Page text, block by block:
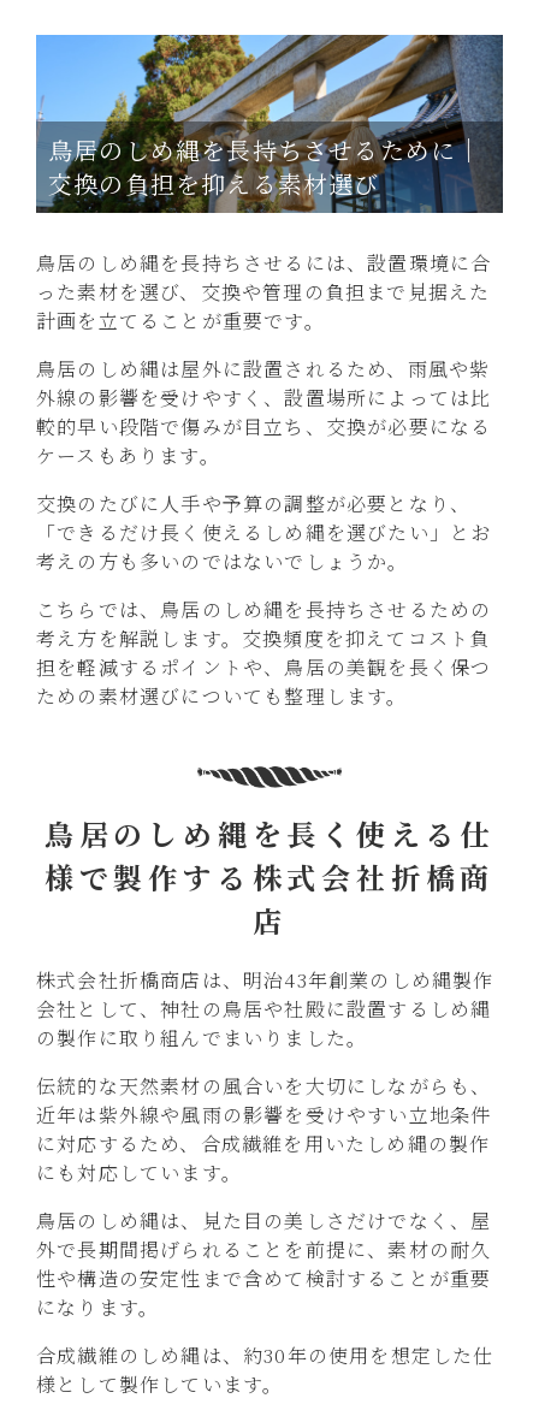
鳥居のしめ縄を長持ちさせるために｜
交換の負担を抑える素材選び
鳥居のしめ縄を長持ちさせるには、設置環境に合
った素材を選び、交換や管理の負担まで見据えた
計画を立てることが重要です。
鳥居のしめ縄は屋外に設置されるため、雨風や紫
外線の影響を受けやすく、設置場所によっては比
較的早い段階で傷みが目立ち、交換が必要になる
ケースもあります。
交換のたびに人手や予算の調整が必要となり、
「できるだけ長く使えるしめ縄を選びたい」とお
考えの方も多いのではないでしょうか。
こちらでは、鳥居のしめ縄を長持ちさせるための
考え方を解説します。交換頻度を抑えてコスト負
担を軽減するポイントや、鳥居の美観を長く保つ
ための素材選びについても整理します。
鳥居のしめ縄を長く使える仕
様で製作する株式会社折橋商
店
株式会社折橋商店は、明治43年創業のしめ縄製作
会社として、神社の鳥居や社殿に設置するしめ縄
の製作に取り組んでまいりました。
伝統的な天然素材の風合いを大切にしながらも、
近年は紫外線や風雨の影響を受けやすい立地条件
に対応するため、合成繊維を用いたしめ縄の製作
にも対応しています。
鳥居のしめ縄は、見た目の美しさだけでなく、屋
外で長期間掲げられることを前提に、素材の耐久
性や構造の安定性まで含めて検討することが重要
になります。
合成繊維のしめ縄は、約30年の使用を想定した仕
様として製作しています。